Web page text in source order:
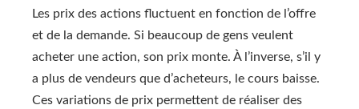
Les prix des actions fluctuent en fonction de l’offre
et de la demande. Si beaucoup de gens veulent
acheter une action, son prix monte. À l’inverse, s’il y
a plus de vendeurs que d’acheteurs, le cours baisse.
Ces variations de prix permettent de réaliser des